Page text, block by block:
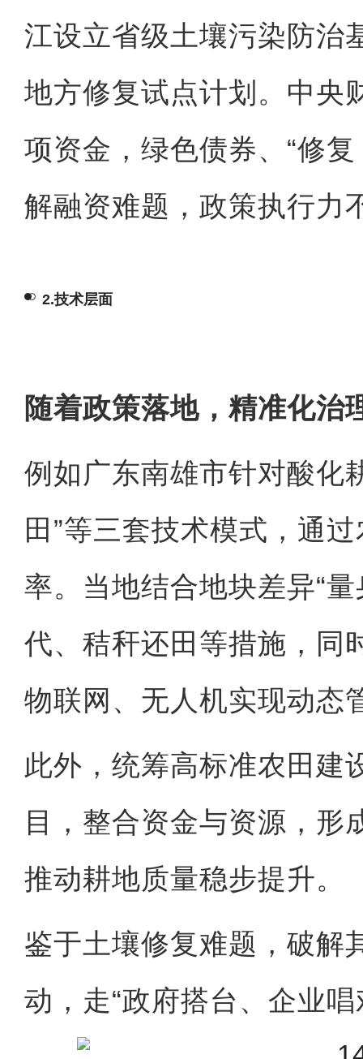
江设立省级土壤污染防治
地方修复试点计划。中央
项资金，绿色债券、“修
解融资难题，政策执行力
2.技术层面
随着政策落地，精准化治
例如广东南雄市针对酸化
田”等三套技术模式，通
率。当地结合地块差异“
代、秸秆还田等措施，同
物联网、无人机实现动态
此外，统筹高标准农田建
目，整合资金与资源，形
推动耕地质量稳步提升。
鉴于土壤修复难题，破解
动，走“政府搭台、企业